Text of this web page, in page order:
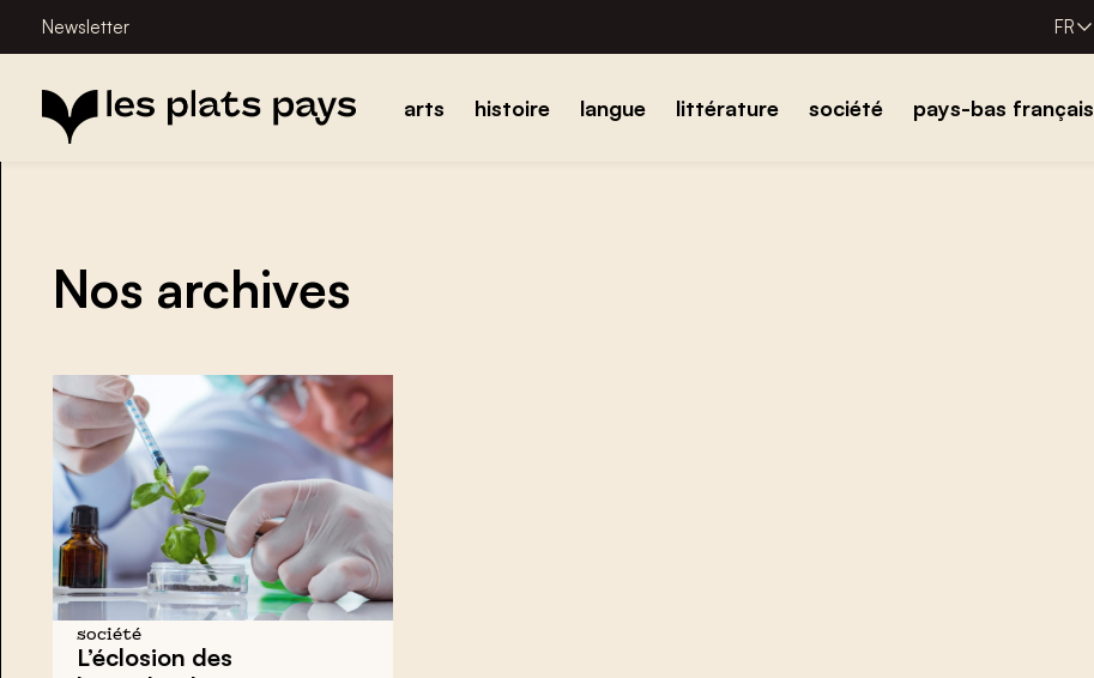
Newsletter FR
arts histoire langue littérature société pays-bas français
Nos archives
société
L’éclosion des